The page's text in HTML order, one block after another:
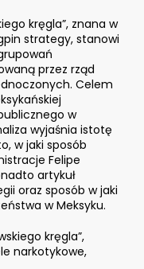
kręgla”, znana w
strategy, stanowi
przez rząd
Celem
w
wyjaśnia istotę
w jaki sposób
Felipe
artykuł
oraz sposób w jaki
w Meksyku.
kręgla”,
narkotykowe,